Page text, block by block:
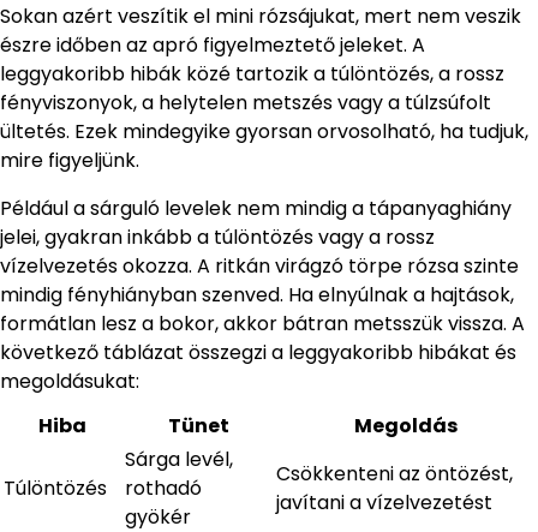
Sokan azért veszítik el mini rózsájukat, mert nem veszik
észre időben az apró figyelmeztető jeleket. A
leggyakoribb hibák közé tartozik a túlöntözés, a rossz
fényviszonyok, a helytelen metszés vagy a túlzsúfolt
ültetés. Ezek mindegyike gyorsan orvosolható, ha tudjuk,
mire figyeljünk.
Például a sárguló levelek nem mindig a tápanyaghiány
jelei, gyakran inkább a túlöntözés vagy a rossz
vízelvezetés okozza. A ritkán virágzó törpe rózsa szinte
mindig fényhiányban szenved. Ha elnyúlnak a hajtások,
formátlan lesz a bokor, akkor bátran metsszük vissza. A
következő táblázat összegzi a leggyakoribb hibákat és
megoldásukat:
Hiba
Tünet Megoldás
Túlöntözés
Sárga levél,
rothadó
gyökér
Csökkenteni az öntözést,
javítani a vízelvezetést